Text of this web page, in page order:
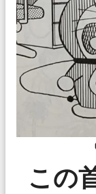
この